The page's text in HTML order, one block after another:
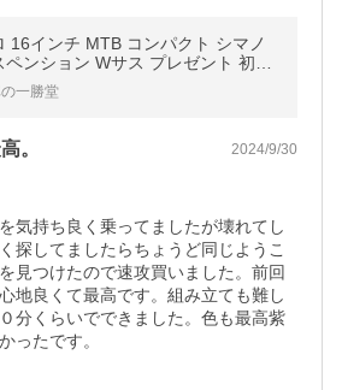
16インチ MTB コンパクト シマノ
ペンション Wサス プレゼント 初心
学 EIZER MINIBEAST
一勝堂
。 2024/9/30
気持ち良く乗ってましたが壊れてし
探してましたらちょうど同じようこ
見つけたので速攻買いました。前回
地良くて最高です。組み立ても難し
分くらいでできました。色も最高紫
ったです。